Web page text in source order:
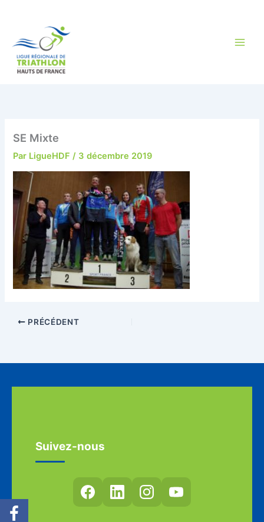
SE Mixte
Par LigueHDF/ 3 décembre 2019
PRÉCÉDENT
Suivez-nous